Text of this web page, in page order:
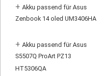
+ Akku passend für Asus
Zenbook 14 oled UM3406HA
+ Akku passend für Asus
S5507Q ProArt PZ13
HT5306QA